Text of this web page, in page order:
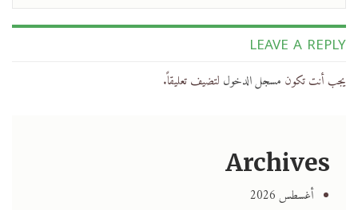
LEAVE A REPLY
يجب أنت تكون مسجل الدخول لتضيف تعليقاً.
Archives
أغسطس 2026